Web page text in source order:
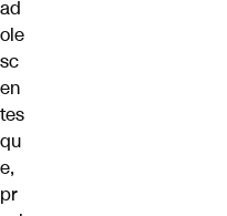
ad
ole
sc
en
tes
qu
e,
pr